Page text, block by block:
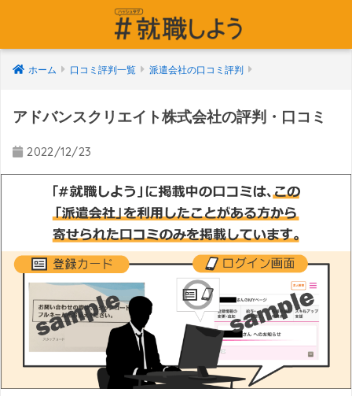
ホーム 口コミ評判一覧 派遣会社の口コミ評判
アドバンスクリエイト株式会社の評判・口コミ
2022/12/23